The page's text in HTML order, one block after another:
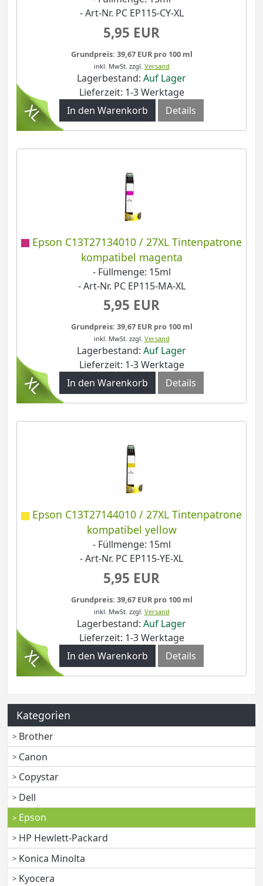
- Art-Nr. PC EP115-CY-XL
5,95 EUR
Grundpreis: 39,67 EUR pro 100 ml
inkl. MwSt. zzgl. Versand
Lagerbestand: Auf Lager
Lieferzeit: 1-3 Werktage
In den Warenkorb
Details
Epson C13T27134010 / 27XL Tintenpatrone
kompatibel magenta
- Füllmenge: 15ml
- Art-Nr. PC EP115-MA-XL
5,95 EUR
Grundpreis: 39,67 EUR pro 100 ml
inkl. MwSt. zzgl. Versand
Lagerbestand: Auf Lager
Lieferzeit: 1-3 Werktage
In den Warenkorb
Details
Epson C13T27144010 / 27XL Tintenpatrone
kompatibel yellow
- Füllmenge: 15ml
- Art-Nr. PC EP115-YE-XL
5,95 EUR
Grundpreis: 39,67 EUR pro 100 ml
inkl. MwSt. zzgl. Versand
Lagerbestand: Auf Lager
Lieferzeit: 1-3 Werktage
In den Warenkorb
Details
Kategorien
Brother
Canon
Copystar
Dell
Epson
HP Hewlett-Packard
Konica Minolta
Kyocera